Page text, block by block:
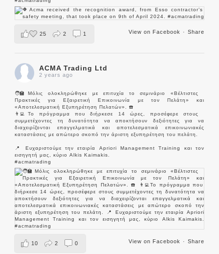
View on Facebook · Share
25 2 1
ACMA Trading Ltd
2 years ago
🧑‍🏫Μόλις ολοκληρώθηκε με επιτυχία το σεμινάριο «Βέλτιστες
Πρακτικές για Εξαιρετική Επικοινωνία με τον Πελάτη» και
«Αποτελεσματική Εξυπηρέτηση Πελατών». ☎️
👨‍💻Το πρόγραμμα που διήρκεσε 14 ώρες, προσέφερε στους
συμμετέχοντες τη δυνατότητα να αποκτήσουν δεξιότητες για να
διαχειρίζονται επαγγελματικά και αποτελεσματικά επικοινωνιακές
καταστάσεις με απώτερο σκοπό την άριστη εξυπηρέτηση του πελάτη.
📍 Ευχαριστούμε την εταιρία Apriori Management Training και τον
εισηγητή μας, κύριο Alkis Kaimakis.
#acmatrading
View on Facebook · Share
10 2 0